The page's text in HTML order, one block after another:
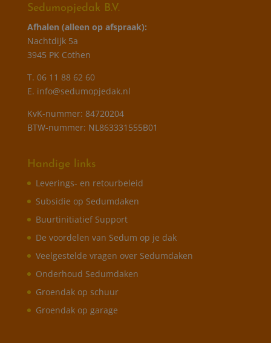
Sedumopjedak B.V.
Afhalen (alleen op afspraak):
Nachtdijk 5a
3945 PK Cothen
T. 06 11 88 62 60
E. info@sedumopjedak.nl
KvK-nummer: 84720204
BTW-nummer: NL863331555B01
Handige links
Leverings- en retourbeleid
Subsidie op Sedumdaken
Buurtinitiatief Support
De voordelen van Sedum op je dak
Veelgestelde vragen over Sedumdaken
Onderhoud Sedumdaken
Groendak op schuur
Groendak op garage